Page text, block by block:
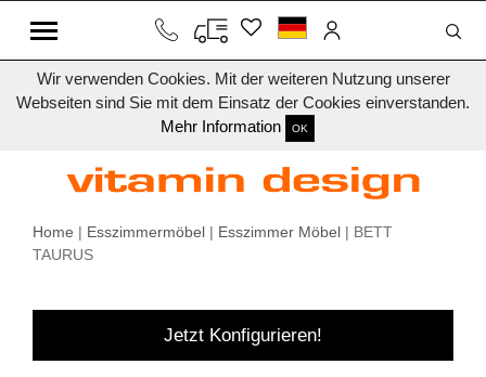
Wir verwenden Cookies. Mit der weiteren Nutzung unserer
Webseiten sind Sie mit dem Einsatz der Cookies einverstanden.
Mehr Information
OK
Home | Esszimmermöbel | Esszimmer Möbel | BETT
TAURUS
Jetzt Konfigurieren!